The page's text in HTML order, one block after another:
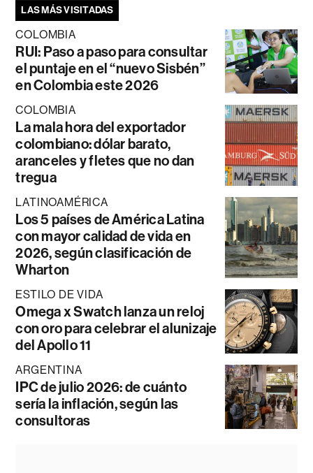
LAS MÁS VISITADAS
COLOMBIA
RUI: Paso a paso para consultar
el puntaje en el “nuevo Sisbén”
en Colombia este 2026
COLOMBIA
La mala hora del exportador
colombiano: dólar barato,
aranceles y fletes que no dan
tregua
LATINOAMÉRICA
Los 5 países de América Latina
con mayor calidad de vida en
2026, según clasificación de
Wharton
ESTILO DE VIDA
Omega x Swatch lanza un reloj
con oro para celebrar el alunizaje
del Apollo 11
ARGENTINA
IPC de julio 2026: de cuánto
sería la inflación, según las
consultoras